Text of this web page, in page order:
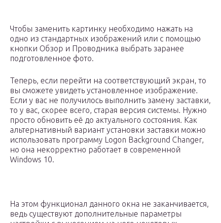
Чтобы заменить картинку необходимо нажать на
одно из стандартных изображений или с помощью
кнопки Обзор и Проводника выбрать заранее
подготовленное фото.
Теперь, если перейти на соответствующий экран, то
вы сможете увидеть установленное изображение.
Если у вас не получилось выполнить замену заставки,
то у вас, скорее всего, старая версия системы. Нужно
просто обновить её до актуального состояния. Как
альтернативный вариант установки заставки можно
использовать программу Logon Background Changer,
но она некорректно работает в современной
Windows 10.
На этом функционал данного окна не заканчивается,
ведь существуют дополнительные параметры